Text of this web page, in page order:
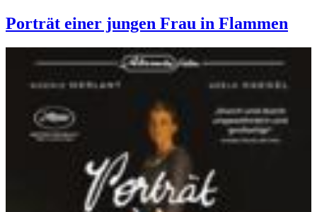
Porträt einer jungen Frau in Flammen